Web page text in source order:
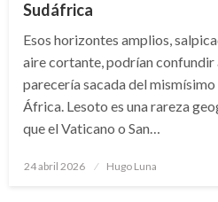
Sudáfrica
Esos horizontes amplios,
aire cortante, podrían confundir
parecería sacada del
África. Lesoto es una rareza
que el Vaticano o San…
Publicado
24 abril 2026 Hugo Luna